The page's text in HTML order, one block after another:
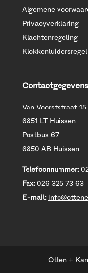
Algemene
Privacyverklaring
Klachtenregeling
Contactgegevens
Van Voorststraat 15
6851 LT Huissen
Postbus 67
6850 AB Huissen
Telefoonnummer:
Fax:026 325 73 63
E-mail:
Otten +